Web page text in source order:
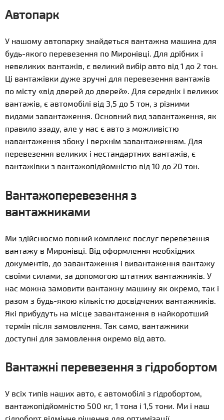
Автопарк
У нашому автопарку знайдеться вантажна машина для
будь-якого перевезення по Миронівці. Для дрібних і
невеликих вантажів, є великий вибір авто від 1 до 2 тон.
Ці вантажівки дуже зручні для перевезення вантажів
по місту «від дверей до дверей». Для середніх і великих
вантажів, є автомобілі від 3,5 до 5 тон, з різними
видами завантаження. Основний вид завантаження, як
правило ззаду, але у нас є авто з можливістю
навантаження збоку і верхнім завантаженням. Для
перевезення великих і нестандартних вантажів, є
вантажівки з вантажопідйомністю від 10 до 20 тон.
Вантажоперевезення з
вантажниками
Ми здійснюємо повний комплекс послуг перевезення
вантажу в Миронівці. Від оформлення необхідних
документів, до завантаження і вивантаження вантажу
своїми силами, за допомогою штатних вантажників. У
нас можна замовити вантажну машину як окремо, так і
разом з будь-якою кількістю досвідчених вантажників.
Які прибудуть на місце завантаження в найкоротший
термін після замовлення. Так само, вантажники
доступні для замовлення окремо від авто.
Вантажні перевезення з гідробортом
У всіх типів наших авто, є автомобілі з гідробортом,
вантажопідйомністю 500 кг, 1 тона і 1,5 тони. Ми і наш